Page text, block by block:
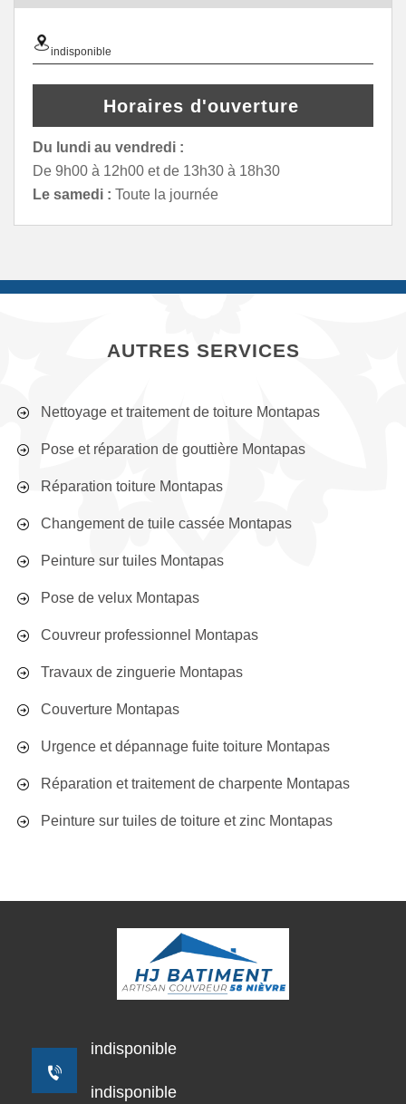
indisponible
Horaires d'ouverture
Du lundi au vendredi :
De 9h00 à 12h00 et de 13h30 à 18h30
Le samedi : Toute la journée
AUTRES SERVICES
Nettoyage et traitement de toiture Montapas
Pose et réparation de gouttière Montapas
Réparation toiture Montapas
Changement de tuile cassée Montapas
Peinture sur tuiles Montapas
Pose de velux Montapas
Couvreur professionnel Montapas
Travaux de zinguerie Montapas
Couverture Montapas
Urgence et dépannage fuite toiture Montapas
Réparation et traitement de charpente Montapas
Peinture sur tuiles de toiture et zinc Montapas
indisponible
indisponible